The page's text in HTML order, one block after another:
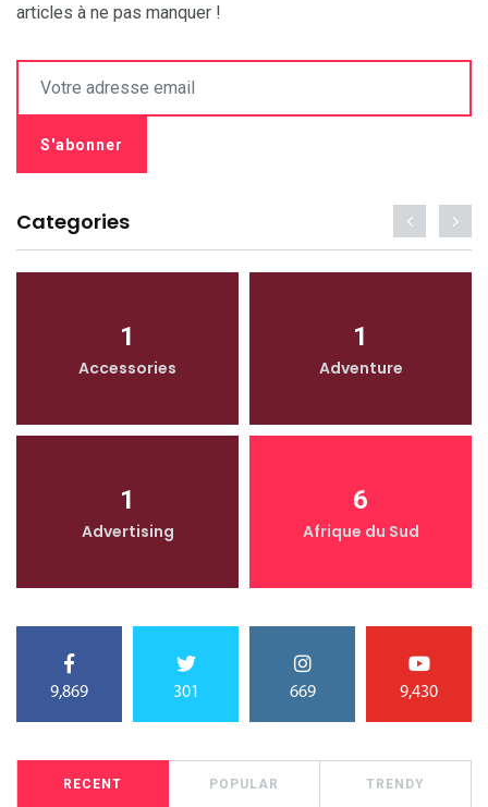
articles à ne pas manquer !
Categories
1
Accessories
1
Adventure
1
Advertising
6
Afrique du Sud
9,869 301 669 9,430
RECENT POPULAR TRENDY